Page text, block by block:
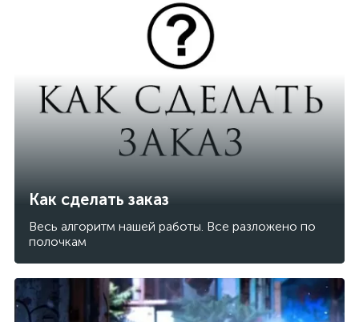
Как сделать заказ
Весь алгоритм нашей работы. Все разложено по
полочкам